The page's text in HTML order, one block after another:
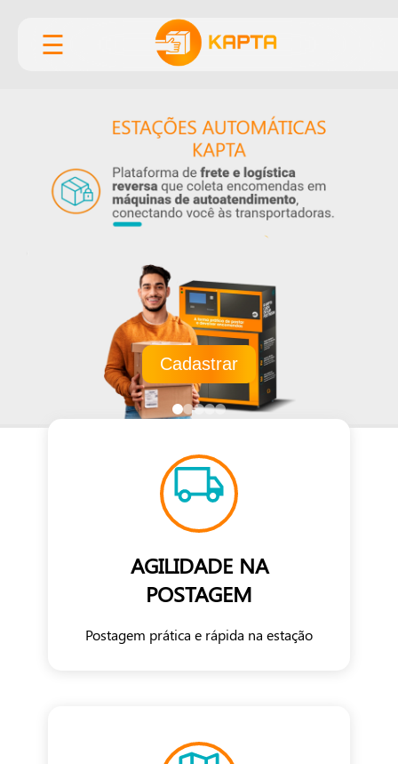
☰
Cadastrar
AGILIDADE NA
POSTAGEM
Postagem prática e rápida na estação